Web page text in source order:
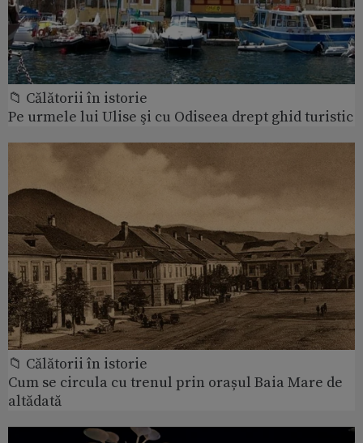
📁 Călătorii în istorie
Pe urmele lui Ulise şi cu Odiseea drept ghid turistic
📁 Călătorii în istorie
Cum se circula cu trenul prin orașul Baia Mare de
altădată